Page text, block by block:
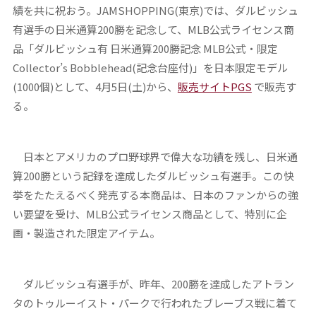
績を共に祝おう。JAMSHOPPING(東京)では、ダルビッシュ
有選手の日米通算200勝を記念して、MLB公式ライセンス商
品「ダルビッシュ有 日米通算200勝記念 MLB公式・限定
Collector’s Bobblehead(記念台座付)」を日本限定モデル
(1000個)として、4月5日(土)から、 販売サイトPGS で販売す
る。
日本とアメリカのプロ野球界で偉大な功績を残し、日米通
算200勝という記録を達成したダルビッシュ有選手。この快
挙をたたえるべく発売する本商品は、日本のファンからの強
い要望を受け、MLB公式ライセンス商品として、特別に企
画・製造された限定アイテム。
ダルビッシュ有選手が、昨年、200勝を達成したアトラン
タのトゥルーイスト・パークで行われたブレーブス戦に着て